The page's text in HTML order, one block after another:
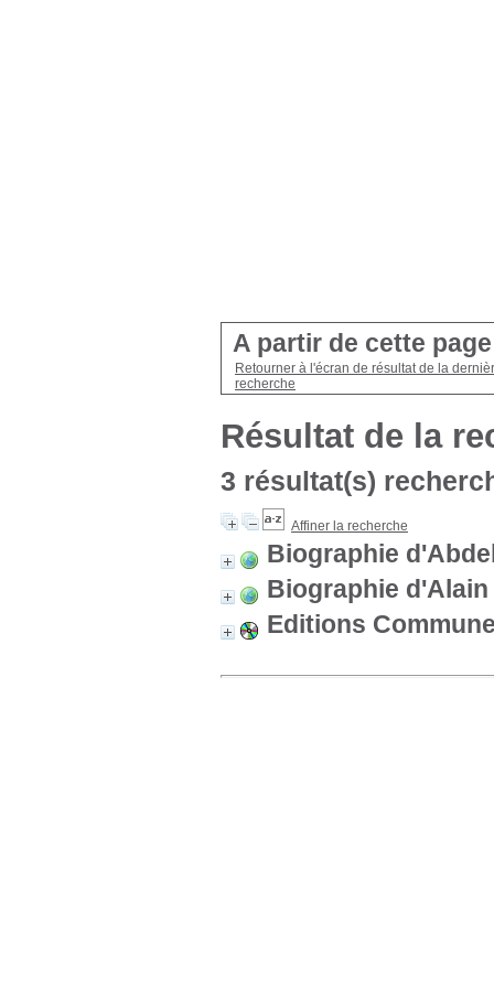
A partir de cette
Retourner à l'écran de résultat de la
recherche
Résultat de la
3 résultat(s)
Affiner la recherche
Biographie
Biographie
Editions